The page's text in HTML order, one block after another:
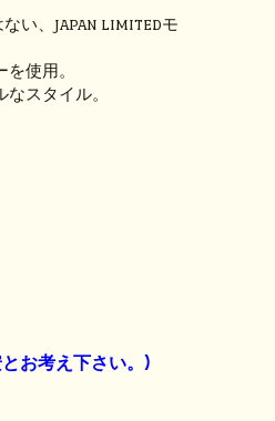
い、JAPAN LIMITEDモ
使用。
スタイル。
お考え下さい。)